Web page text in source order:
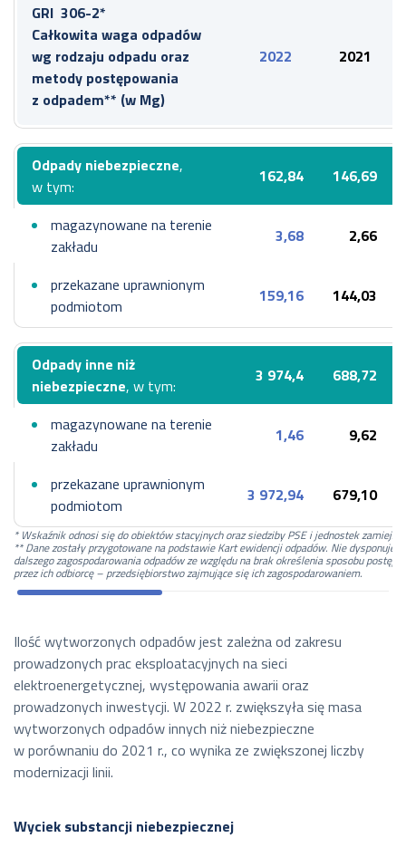
GRI 306-2*
Całkowita waga odpadów
wg rodzaju odpadu oraz
metody postępowania
z odpadem** (w Mg)
2022 2021
Odpady niebezpieczne,
w tym:
162,84 146,69
magazynowane na terenie
zakładu
3,68 2,66
przekazane uprawnionym
podmiotom
159,16 144,03
Odpady inne niż
niebezpieczne, w tym: 3 974,4 688,72
magazynowane na terenie
zakładu
1,46 9,62
przekazane uprawnionym
podmiotom
3 972,94 679,10
* Wskaźnik odnosi się do obiektów stacyjnych oraz siedziby PSE i jednostek
** Dane zostały przygotowane na podstawie Kart ewidencji odpadów. Nie
dalszego zagospodarowania odpadów ze względu na brak określenia sposobu
przez ich odbiorcę – przedsiębiorstwo zajmujące się ich zagospodarowaniem.
Ilość wytworzonych odpadów jest zależna od zakresu
prowadzonych prac eksploatacyjnych na sieci
elektroenergetycznej, występowania awarii oraz
prowadzonych inwestycji. W 2022 r. zwiększyła się masa
wytworzonych odpadów innych niż niebezpieczne
w porównaniu do 2021 r., co wynika ze zwiększonej liczby
modernizacji linii.
Wyciek substancji niebezpiecznej